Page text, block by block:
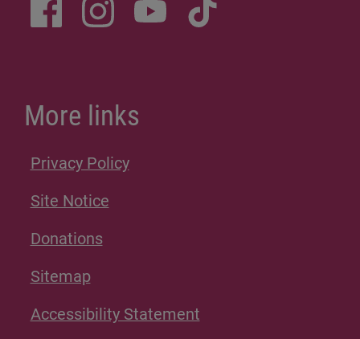
More links
Privacy Policy
Site Notice
Donations
Sitemap
Accessibility Statement